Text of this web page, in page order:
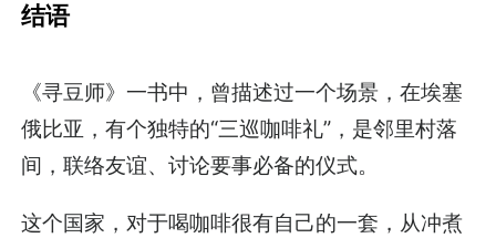
结语
《寻豆师》一书中，曾描述过一个场景，在埃塞
俄比亚，有个独特的“三巡咖啡礼”，是邻里村落
间，联络友谊、讨论要事必备的仪式。
这个国家，对于喝咖啡很有自己的一套，从冲煮